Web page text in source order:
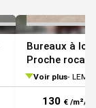
Bureaux à
Proche
Voir plus LEM
130 € /m²/an